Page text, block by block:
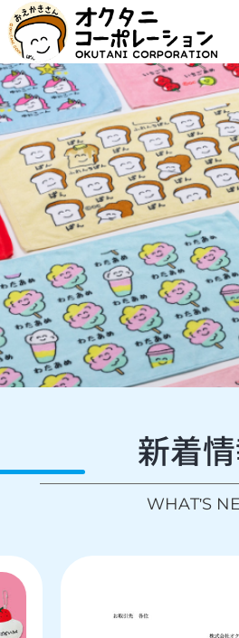
日常に彩りを。
株式会社オクタニコーポレ
雑貨を企画・生産する会社で
新着
WHAT'S